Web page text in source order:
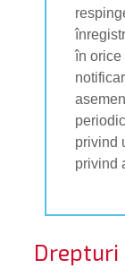
în orice
privind
privind